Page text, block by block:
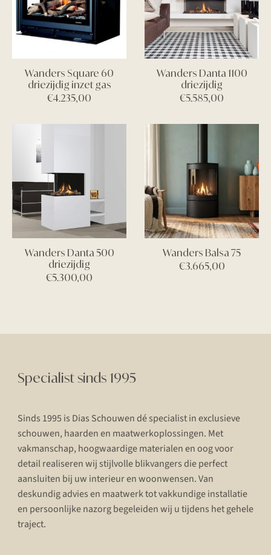
Wanders Square 60
driezijdig inzet gas
€4.235,00
Wanders Danta 1100
driezijdig
€5.585,00
Wanders Danta 500
driezijdig
€5.300,00
Wanders Balsa 75
€3.665,00
Specialist sinds 1995
Sinds 1995 is Dias Schouwen dé specialist in exclusieve
schouwen, haarden en maatwerkoplossingen. Met
vakmanschap, hoogwaardige materialen en oog voor
detail realiseren wij stijlvolle blikvangers die perfect
aansluiten bij uw interieur en woonwensen. Van
deskundig advies en maatwerk tot vakkundige installatie
en persoonlijke nazorg begeleiden wij u tijdens het gehele
traject.